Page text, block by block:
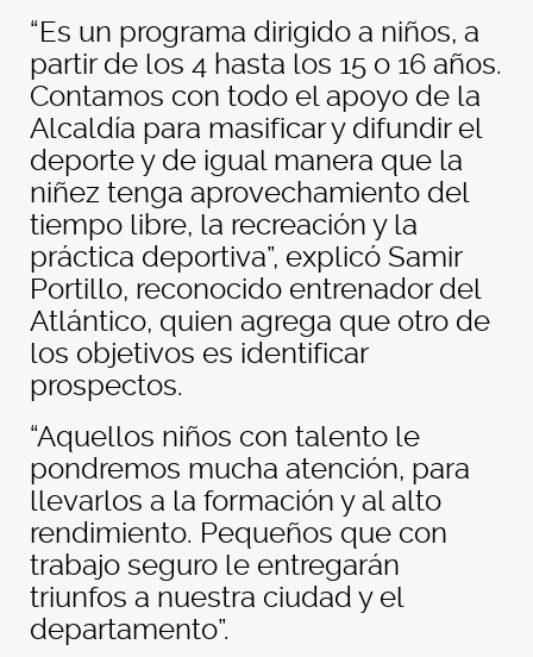
“Es un programa dirigido a niños, a
partir de los 4 hasta los 15 o 16 años.
Contamos con todo el apoyo de la
Alcaldía para masificar y difundir el
deporte y de igual manera que la
niñez tenga aprovechamiento del
tiempo libre, la recreación y la
práctica deportiva”, explicó Samir
Portillo, reconocido entrenador del
Atlántico, quien agrega que otro de
los objetivos es identificar
prospectos.
“Aquellos niños con talento le
pondremos mucha atención, para
llevarlos a la formación y al alto
rendimiento. Pequeños que con
trabajo seguro le entregarán
triunfos a nuestra ciudad y el
departamento”.